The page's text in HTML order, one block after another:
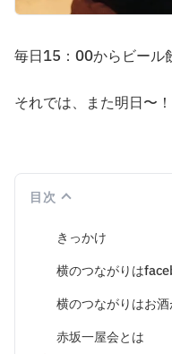
毎日15：00からビール
それでは、また明日〜！
目次
きっかけ
横のつながりは
横のつながりはお
赤坂一屋会とは